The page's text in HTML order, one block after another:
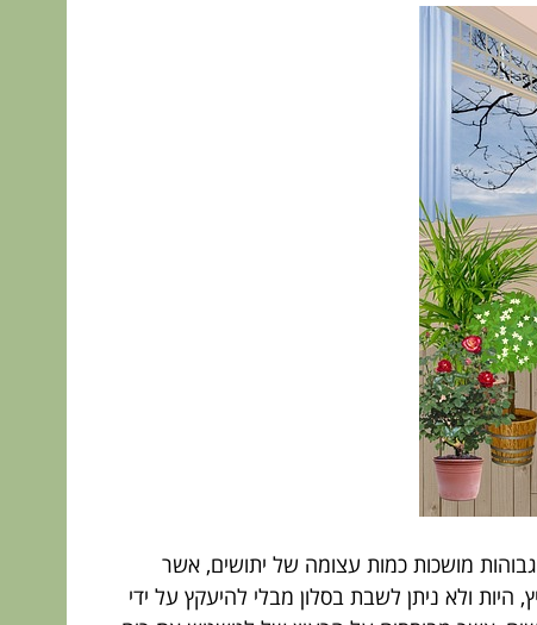
מושכות כמות עצומה של יתושים, אשר
ולא ניתן לשבת בסלון מבלי להיעקץ על ידי